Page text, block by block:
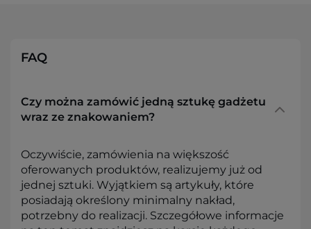
FAQ
Czy można zamówić jedną sztukę gadżetu
wraz ze znakowaniem?
Oczywiście, zamówienia na większość
oferowanych produktów, realizujemy już od
jednej sztuki. Wyjątkiem są artykuły, które
posiadają określony minimalny nakład,
potrzebny do realizacji. Szczegółowe informacje